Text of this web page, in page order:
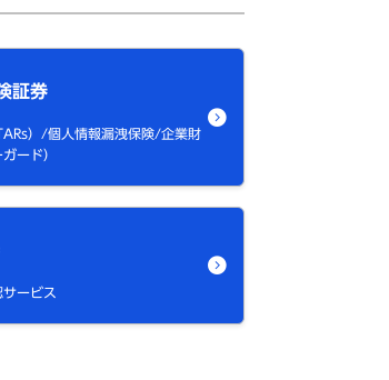
証券
）/個人情報漏洩保険/企業財
ード）
ービス